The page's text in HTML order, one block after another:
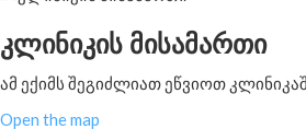
ᲙᲚᲘᲜᲘᲙᲘᲡ ᲛᲘᲡᲐᲛᲐᲠᲗᲘ
ამ ექიმს შეგიძლიათ ეწვიოთ
Open the map